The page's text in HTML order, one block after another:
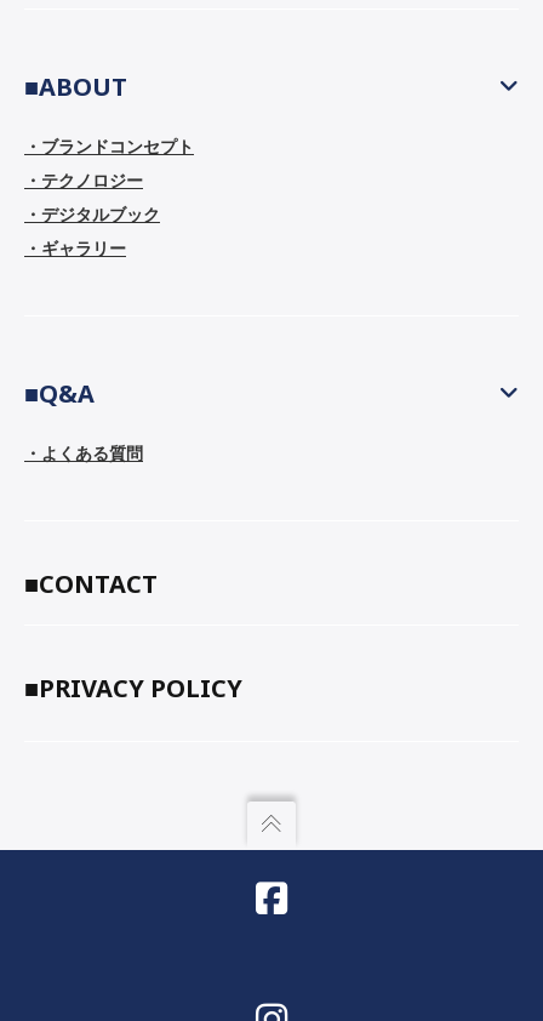
■ABOUT
・ブランドコンセプト
・テクノロジー
・デジタルブック
・ギャラリー
■Q&A
・よくある質問
■CONTACT
■PRIVACY POLICY